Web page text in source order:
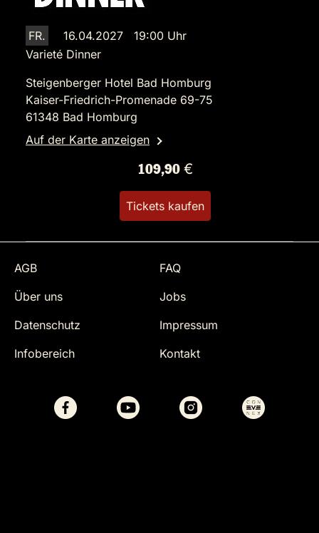
FR.
16.04.2027 19:00 Uhr
Varieté Dinner
Steigenberger Hotel Bad Homburg
Kaiser-Friedrich-Promenade 69-75
61348 Bad Homburg
Auf der Karte anzeigen
109,90 €
Tickets kaufen
AGB
FAQ
Über uns
Jobs
Datenschutz
Impressum
Infobereich
Kontakt